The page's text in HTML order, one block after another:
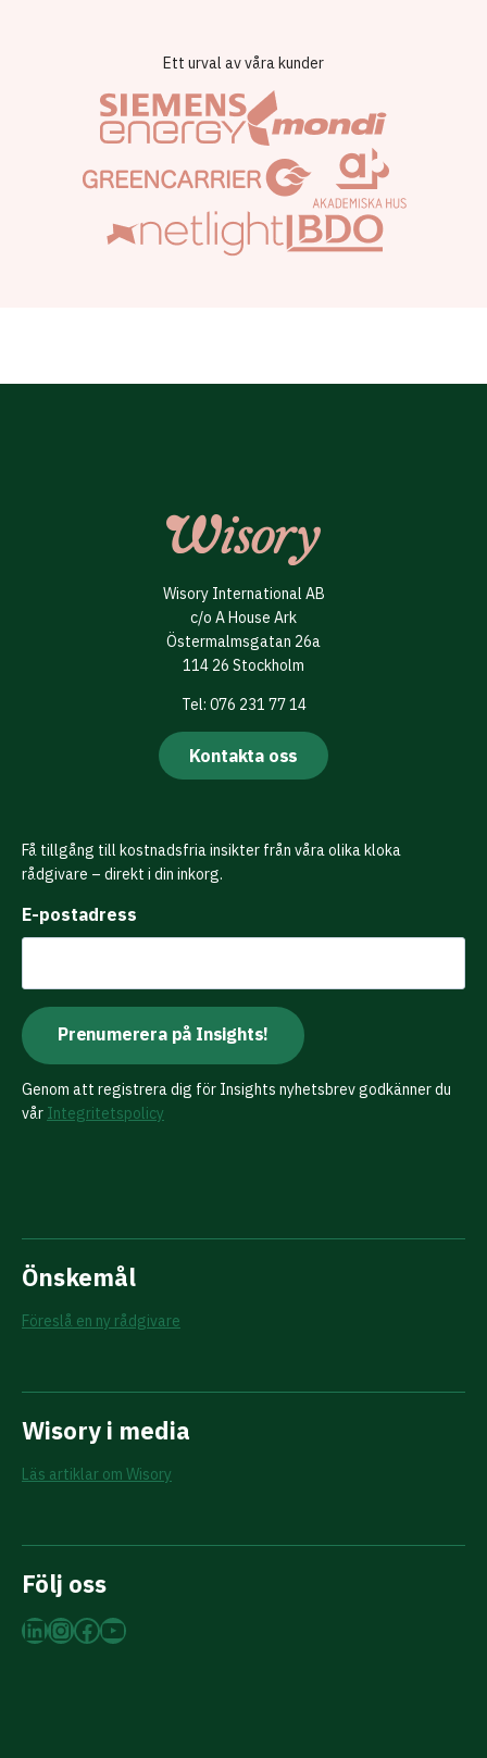
Ett urval av våra kunder
Wisory International AB
c/o A House Ark
Östermalmsgatan 26a
114 26 Stockholm
Tel: 076 231 77 14
Kontakta oss
Få tillgång till kostnadsfria insikter från våra olika kloka
rådgivare – direkt i din inkorg.
E-postadress
Genom att registrera dig för Insights nyhetsbrev godkänner du
vår Integritetspolicy
Önskemål
Föreslå en ny rådgivare
Wisory i media
Läs artiklar om Wisory
Följ oss
LinkedIn
Instagram
Facebook
YouTube